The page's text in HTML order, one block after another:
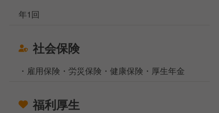
年1回
社会保険
・雇用保険・労災保険・健康保険・厚生年金
福利厚生